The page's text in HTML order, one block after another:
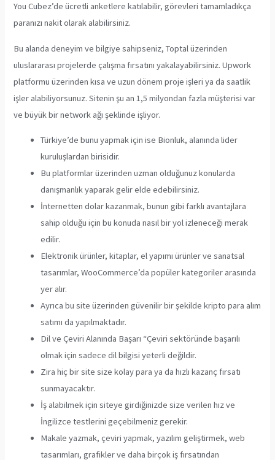
You Cubez’de ücretli anketlere katılabilir, görevleri tamamladıkça
paranızı nakit olarak alabilirsiniz.
Bu alanda deneyim ve bilgiye sahipseniz, Toptal üzerinden
uluslararası projelerde çalışma fırsatını yakalayabilirsiniz. Upwork
platformu üzerinden kısa ve uzun dönem proje işleri ya da saatlik
işler alabiliyorsunuz. Sitenin şu an 1,5 milyondan fazla müşterisi var
ve büyük bir network ağı şeklinde işliyor.
Türkiye’de bunu yapmak için ise Bionluk, alanında lider
kuruluşlardan birisidir.
Bu platformlar üzerinden uzman olduğunuz konularda
danışmanlık yaparak gelir elde edebilirsiniz.
İnternetten dolar kazanmak, bunun gibi farklı avantajlara
sahip olduğu için bu konuda nasıl bir yol izleneceği merak
edilir.
Elektronik ürünler, kitaplar, el yapımı ürünler ve sanatsal
tasarımlar, WooCommerce’da popüler kategoriler arasında
yer alır.
Ayrıca bu site üzerinden güvenilir bir şekilde kripto para alım
satımı da yapılmaktadır.
Dil ve Çeviri Alanında Başarı “Çeviri sektöründe başarılı
olmak için sadece dil bilgisi yeterli değildir.
Zira hiç bir site size kolay para ya da hızlı kazanç fırsatı
sunmayacaktır.
İş alabilmek için siteye girdiğinizde size verilen hız ve
İngilizce testlerini geçebilmeniz gerekir.
Makale yazmak, çeviri yapmak, yazılım geliştirmek, web
tasarımları, grafikler ve daha birçok iş fırsatından